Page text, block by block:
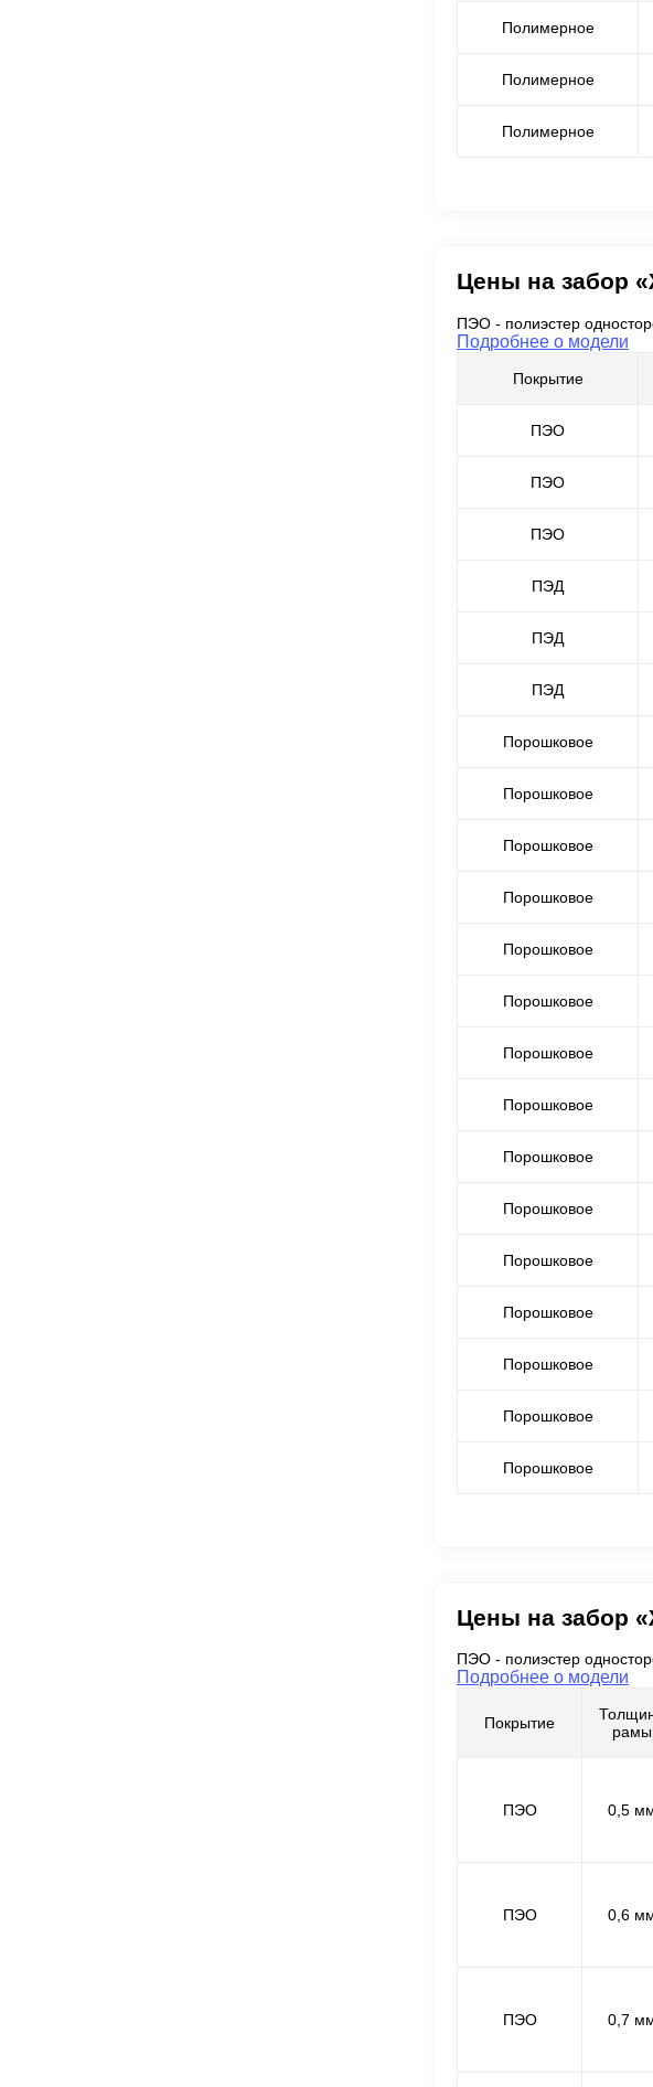
Полимерное
Полимерное
Полимерное
Цены на забор
ПЭО - полиэстер
Подробнее о модели
Покрытие
ПЭО
ПЭО
ПЭО
ПЭД
ПЭД
ПЭД
Порошковое
Порошковое
Порошковое
Порошковое
Порошковое
Порошковое
Порошковое
Порошковое
Порошковое
Порошковое
Порошковое
Порошковое
Порошковое
Порошковое
Порошковое
Цены на забор
ПЭО - полиэстер
Подробнее о модели
Покрытие
рамы
ПЭО 0,5
ПЭО 0,6
ПЭО 0,7